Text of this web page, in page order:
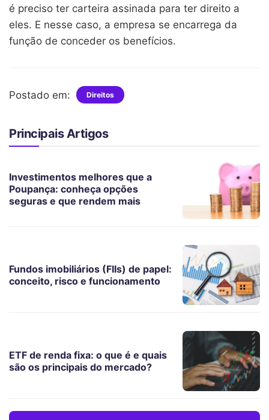
é preciso ter carteira assinada para ter direito a
eles. E nesse caso, a empresa se encarrega da
função de conceder os benefícios.
Postado em: Direitos
Principais Artigos
Investimentos melhores que a
Poupança: conheça opções
seguras e que rendem mais
Fundos imobiliários (FIIs) de papel:
conceito, risco e funcionamento
ETF de renda fixa: o que é e quais
são os principais do mercado?